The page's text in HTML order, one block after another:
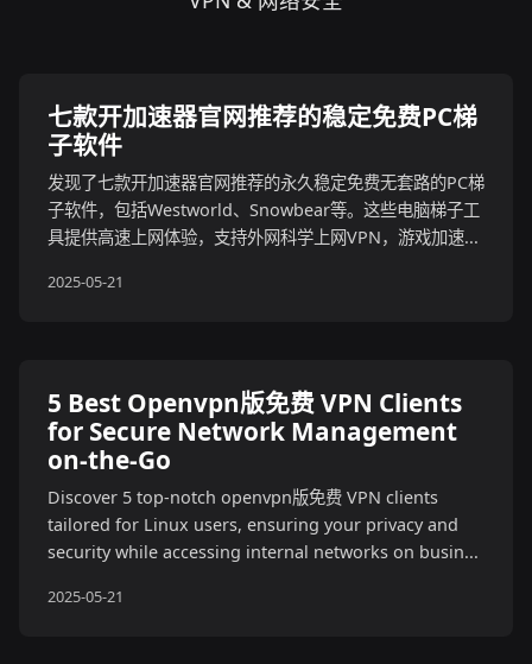
七款开加速器官网推荐的稳定免费PC梯
子软件
发现了七款开加速器官网推荐的永久稳定免费无套路的PC梯
子软件，包括Westworld、Snowbear等。这些电脑梯子工
具提供高速上网体验，支持外网科学上网VPN，游戏加速...
2025-05-21
5 Best Openvpn版免费 VPN Clients
for Secure Network Management
on-the-Go
Discover 5 top-notch openvpn版免费 VPN clients
tailored for Linux users, ensuring your privacy and
security while accessing internal networks on busin...
2025-05-21